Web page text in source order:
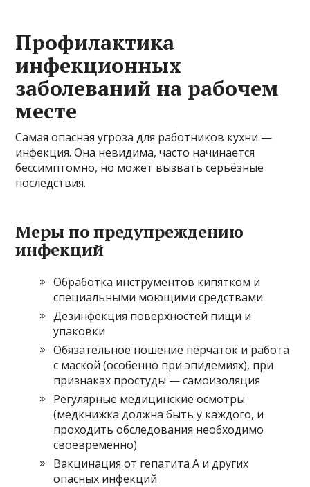
Профилактика
инфекционных
заболеваний на рабочем
месте
Самая опасная угроза для работников кухни —
инфекция. Она невидима, часто начинается
бессимптомно, но может вызвать серьёзные
последствия.
Меры по предупреждению
инфекций
Обработка инструментов кипятком и
специальными моющими средствами
Дезинфекция поверхностей пищи и
упаковки
Обязательное ношение перчаток и работа
с маской (особенно при эпидемиях), при
признаках простуды — самоизоляция
Регулярные медицинские осмотры
(медкнижка должна быть у каждого, и
проходить обследования необходимо
своевременно)
Вакцинация от гепатита А и других
опасных инфекций